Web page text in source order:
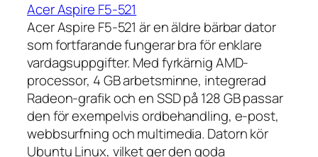
Acer Aspire F5-521
Acer Aspire F5-521 är en äldre bärbar dator
som fortfarande fungerar bra för enklare
vardagsuppgifter. Med fyrkärnig AMD-
processor, 4 GB arbetsminne, integrerad
Radeon-grafik och en SSD på 128 GB passar
den för exempelvis ordbehandling, e-post,
webbsurfning och multimedia. Datorn kör
Ubuntu Linux, vilket ger den goda